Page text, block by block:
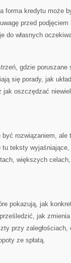
forma kredytu może
przed
do własnych
gdzie poruszane
się porady, jak
jak oszczędzać
rozwiązaniem, ale
teksty
większych
pokazują, jak
jak
przy zaległościach,
ze spłatą.